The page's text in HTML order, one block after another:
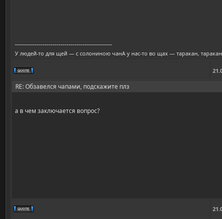
-------------------------------------------------
У людей-то для щей — с солониною чанА у нас-то во щах — таракан,
RE: Обзавелся чапами, подскажите плз
а в чем заключается вопрос?